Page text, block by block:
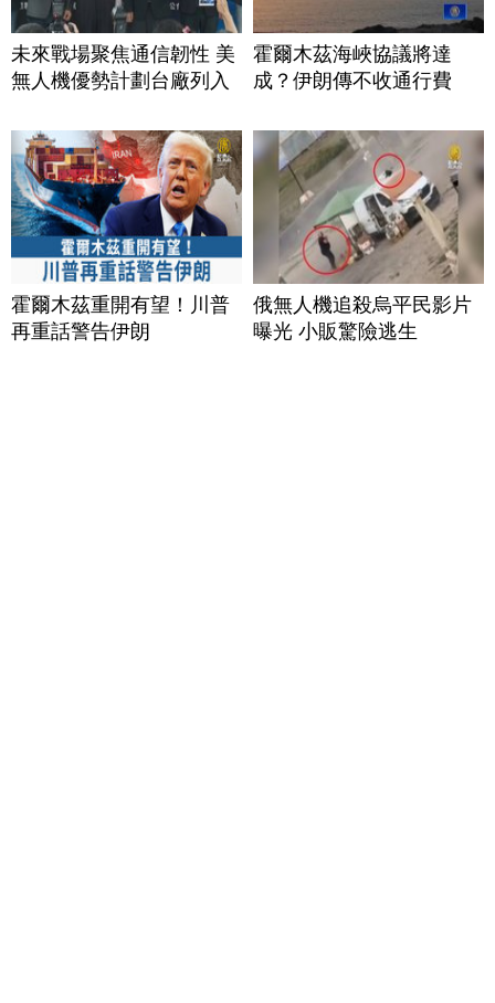
未來戰場聚焦通信韌性 美
無人機優勢計劃台廠列入
霍爾木茲海峽協議將達
成？伊朗傳不收通行費
霍爾木茲重開有望！川普
再重話警告伊朗
俄無人機追殺烏平民影片
曝光 小販驚險逃生